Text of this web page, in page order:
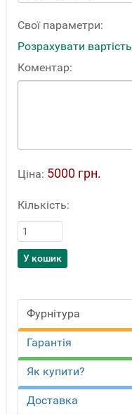
Свої параметри:
Розрахувати вартість
Коментар:
Ціна: 5000 грн.
Кількість:
Фурнітура
Гарантія
Як купити?
Доставка